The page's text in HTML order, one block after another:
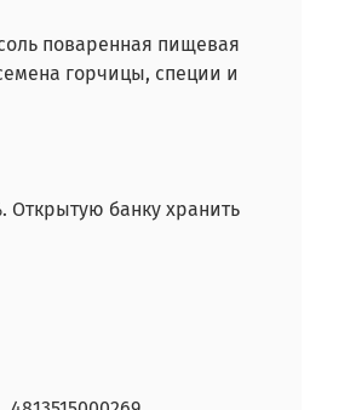
поваренная пищевая
горчицы, специи и
Открытую банку хранить